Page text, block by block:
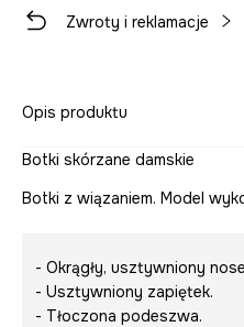
Zwroty i reklamacje
Opis produktu
Botki skórzane damskie
Botki z wiązaniem. Model
- Okrągły, usztywniony
- Usztywniony zapiętek.
- Tłoczona podeszwa.